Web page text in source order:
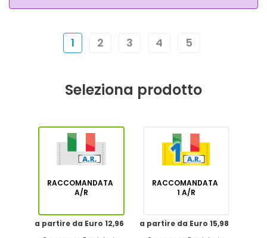
1 2 3 4 5
Seleziona prodotto
RACCOMANDATA
A/R
a partire da Euro 12,96
RACCOMANDATA
1 A/R
a partire da Euro 15,98